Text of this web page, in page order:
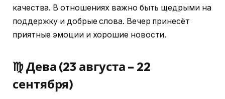
качества. В отношениях важно быть щедрыми на
поддержку и добрые слова. Вечер принесёт
приятные эмоции и хорошие новости.
♍ Дева (23 августа – 22
сентября)